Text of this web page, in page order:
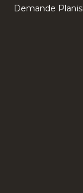
Demande